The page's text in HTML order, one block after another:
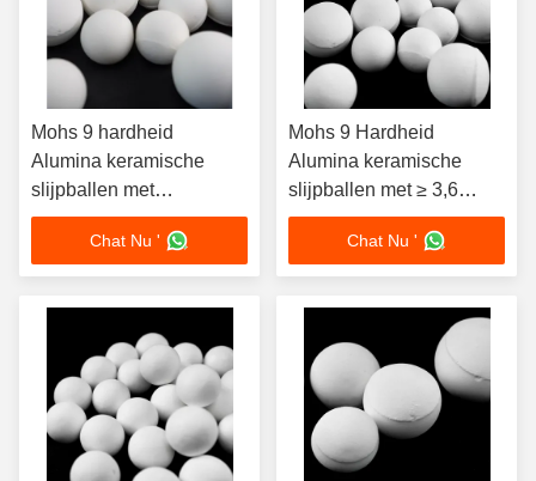
Mohs 9 hardheid
Alumina keramische
slijpballen met
uitstekende
corrosiebestandheid en
aanpasbare grootte 1 mm
tot 100 mm
Chat Nu '
Mohs 9 Hardheid
Alumina keramische
slijpballen met ≥ 3,6
G/cm3 Bulk Density en
aanpasbare grootte 1
mm-100 mm voor
industriële slijpwerk
Chat Nu '